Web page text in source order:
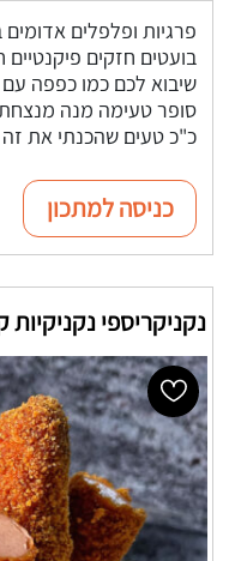
פרגיות ופלפלים
בועטים חזקים
שיבוא לכם כמו כפפה
סופר טעימה מנה
כ"כ טעים שהכנתי את זה 3 פעמים השבוע!
כניסה למתכון
נקניקריספי נקניקיות